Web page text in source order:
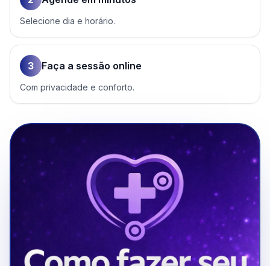
Selecione dia e horário.
3 Faça a sessão online
Com privacidade e conforto.